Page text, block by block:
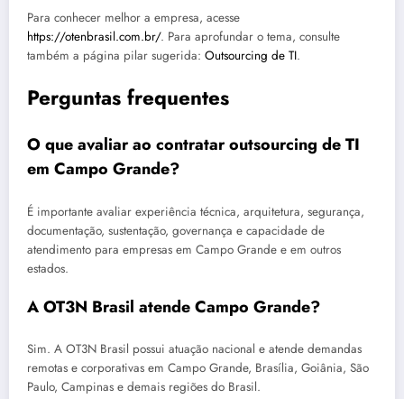
Para conhecer melhor a empresa, acesse
https://otenbrasil.com.br/. Para aprofundar o tema, consulte
também a página pilar sugerida: Outsourcing de TI.
Perguntas frequentes
O que avaliar ao contratar outsourcing de TI
em Campo Grande?
É importante avaliar experiência técnica, arquitetura, segurança,
documentação, sustentação, governança e capacidade de
atendimento para empresas em Campo Grande e em outros
estados.
A OT3N Brasil atende Campo Grande?
Sim. A OT3N Brasil possui atuação nacional e atende demandas
remotas e corporativas em Campo Grande, Brasília, Goiânia, São
Paulo, Campinas e demais regiões do Brasil.